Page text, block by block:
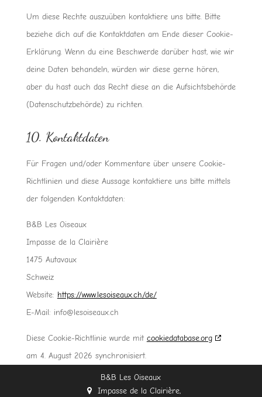
Um diese Rechte auszuüben kontaktiere uns bitte. Bitte
beziehe dich auf die Kontaktdaten am Ende dieser Cookie-
Erklärung. Wenn du eine Beschwerde darüber hast, wie wir
deine Daten behandeln, würden wir diese gerne hören,
aber du hast auch das Recht diese an die Aufsichtsbehörde
(Datenschutzbehörde) zu richten.
10. Kontaktdaten
Für Fragen und/oder Kommentare über unsere Cookie-
Richtlinien und diese Aussage kontaktiere uns bitte mittels
der folgenden Kontaktdaten:
B&B Les Oiseaux
Impasse de la Clairière
1475 Autavaux
Schweiz
Website: https://www.lesoiseaux.ch/de/
E-Mail: info@lesoiseaux.ch
Diese Cookie-Richtlinie wurde mit cookiedatabase.org
am 4. August 2026 synchronisiert.
B&B Les Oiseaux
Impasse de la Clairière,